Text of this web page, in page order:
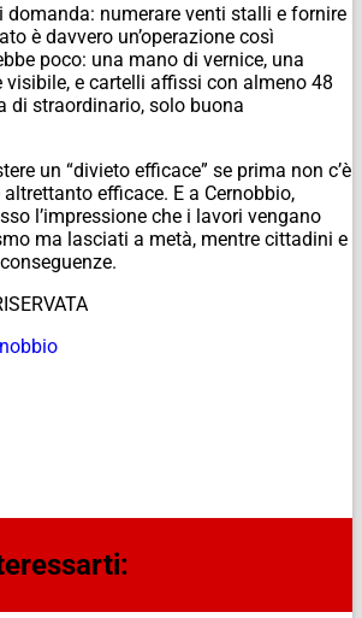
domanda: numerare venti stalli e fornire
è davvero un’operazione così
poco: una mano di vernice, una
visibile, e cartelli affissi con almeno 48
di straordinario, solo buona
un “divieto efficace” se prima non c’è
efficace. E a Cernobbio,
l’impressione che i lavori vengano
ma lasciati a metà, mentre cittadini e